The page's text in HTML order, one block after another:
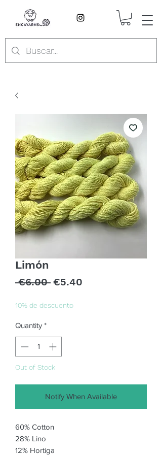
Limón
€6.00 Regular
€5.40
10% de descuento
Quantity *
Out of Stock
Notify When Available
60% Cotton
28% Lino
12% Hortiga